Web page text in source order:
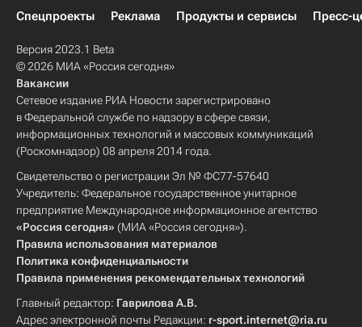
Спецпроекты
Реклама Продукты и сервисы Пресс-
Версия 2023.1 Beta
© 2026 МИА «Россия сегодня»
Вакансии
Сетевое издание РИА Новости зарегистрировано
в Федеральной службе по надзору в сфере связи,
информационных технологий и массовых коммуникаций
(Роскомнадзор) 08 апреля 2014 года.
Свидетельство о регистрации Эл № ФС77-57640
Учредитель: Федеральное государственное унитарное
предприятие Международное информационное агентство
«Россия сегодня» (МИА «Россия сегодня»).
Правила использования материалов
Политика конфиденциальности
Правила применения рекомендательных технологий
Главный редактор: Гаврилова А.В.
Адрес электронной почты Редакции: r-sport.internet@ria.ru